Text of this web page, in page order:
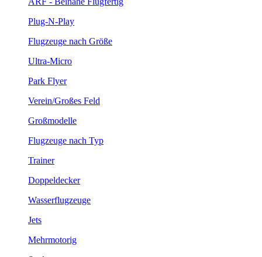
Plug-N-Play
Flugzeuge nach Größe
Ultra-Micro
Park Flyer
Verein/Großes Feld
Großmodelle
Flugzeuge nach Typ
Trainer
Doppeldecker
Wasserflugzeuge
Jets
Mehrmotorig